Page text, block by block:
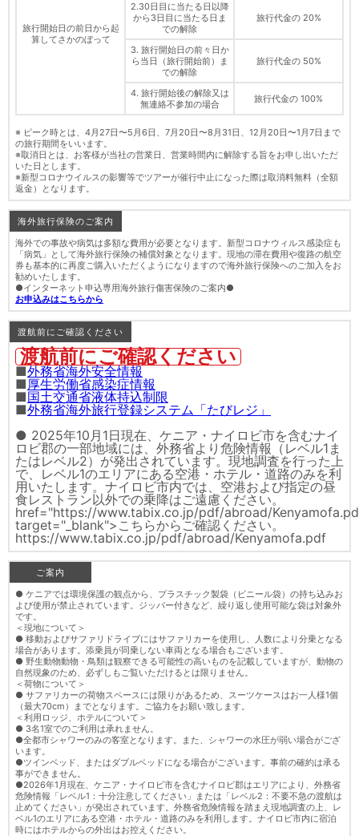
旅行開始日の前日から起
算してさかのぼって
2.30日目に当たる日以降
から3日目に当たる日ま
での解除
旅行代金の 20%
3. 旅行開始日の前々日か
ら当日（旅行開始前）ま
での解除
旅行代金の 50%
4. 旅行開始後の解除又は
無連絡不参加の場合
旅行代金の 100%
※ ピーク時とは、4月27日〜5月6日、7月20日〜8月31日、12月20日〜1月7日まで
の旅行期間をいいます。
※取消日とは、お客様が当社の営業日、営業時間内に解除する旨をお申し出いただ
いた日とします。
※新型コロナウイルスの影響等でツアーが催行中止になった際は取消料無料（全額
返金）となります。
海外旅行保険のご案内
海外での事故や病気は多額な費用が必要となります。新型コロナウィルス感染症も
「病気」として海外旅行保険の補償対象となります。現地の滞在費用や復路の航空
券も基本的に再度ご購入いただくようになりますので海外旅行保険へのご加入をお
勧めいたします。
●インターネット申込専用海外旅行傷害保険のご案内●
お申込みはこちらから
渡航前にご確認ください
渡航前にご確認ください
■外務省海外安全情報
■厚生労働省感染症情報
■国土交通省液体持込制限
■外務省海外旅行登録システム「たびレジ」
● 2025年10月1日現在、ケニア・ナイロビ市を含むナイ
ロビ郡の一部地域には、外務省より危険情報（レベル1ま
たはレベル2）が発出されています。現地調査を行った上
で、レベル1のエリアにある空港・ホテル・道路のみを利
用いたします。ナイロビ市内では、空港および指定の昼
食レストラン以外での乗降はご遠慮ください。
href="https://www.tabix.co.jp/pdf/abroad/
target="_blank">こちらからご確認ください。
https://www.tabix.co.jp/pdf/abroad/Kenyamofa.pdf
ご案内
● ケニアでは環境保護の観点から、プラスチック製袋（ビニール袋）の持ち込みお
よび使用が禁止されています。ジッパー付きなど、繰り返し使用可能な袋は対象外
です。
＜現地について＞
● 移動およびサファリドライブにはサファリカーを使用し、人数により分乗となる
場合があります。添乗員が同乗しない車両となる場合もございます。
● 野生動物動物・鳥類は観察できる可能性の高いものを記載していますが、動物の
自然現象のため、必ずしもご覧いただけるとは限りません。
＜荷物について＞
● サファリカーの荷物スペースには限りがあるため、スーツケースはお一人様1個
（最大70cm）までとなります。ご協力をお願い致します。
＜利用ロッジ、ホテルについて＞
● 3名1室でのご利用は承れません。
●全都市シャワーのみの客室となります。また、シャワーの水圧が弱い場合がござ
います。
●ツインベッド、またはダブルベッドになる場合がございます。事前の確約は承る
事ができません。
●2026年1月現在、ケニア・ナイロビ市を含むナイロビ郡はエリアにより、外務省
危険情報「レベル1：十分注意してください」または「レベル2：不要不急の渡航は
止めてください」が発出されています。外務省危険情報を踏まえ現地調査の上、レ
ベル1のエリアにある空港・ホテル・道路のみを利用します。ナイロビ市内に宿泊
時にはホテルからの外出はお控えください。